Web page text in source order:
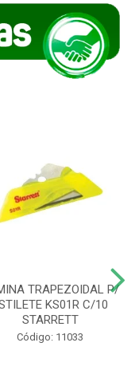
TRAPEZOIDAL P/
KS01R C/10
STARRETT
Código: 11033